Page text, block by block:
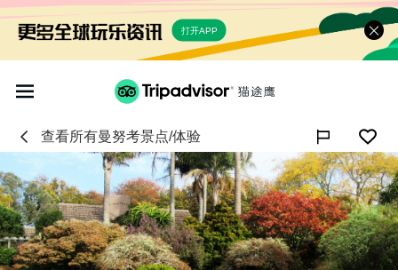
打开APP
查看所有曼努考景点/体验